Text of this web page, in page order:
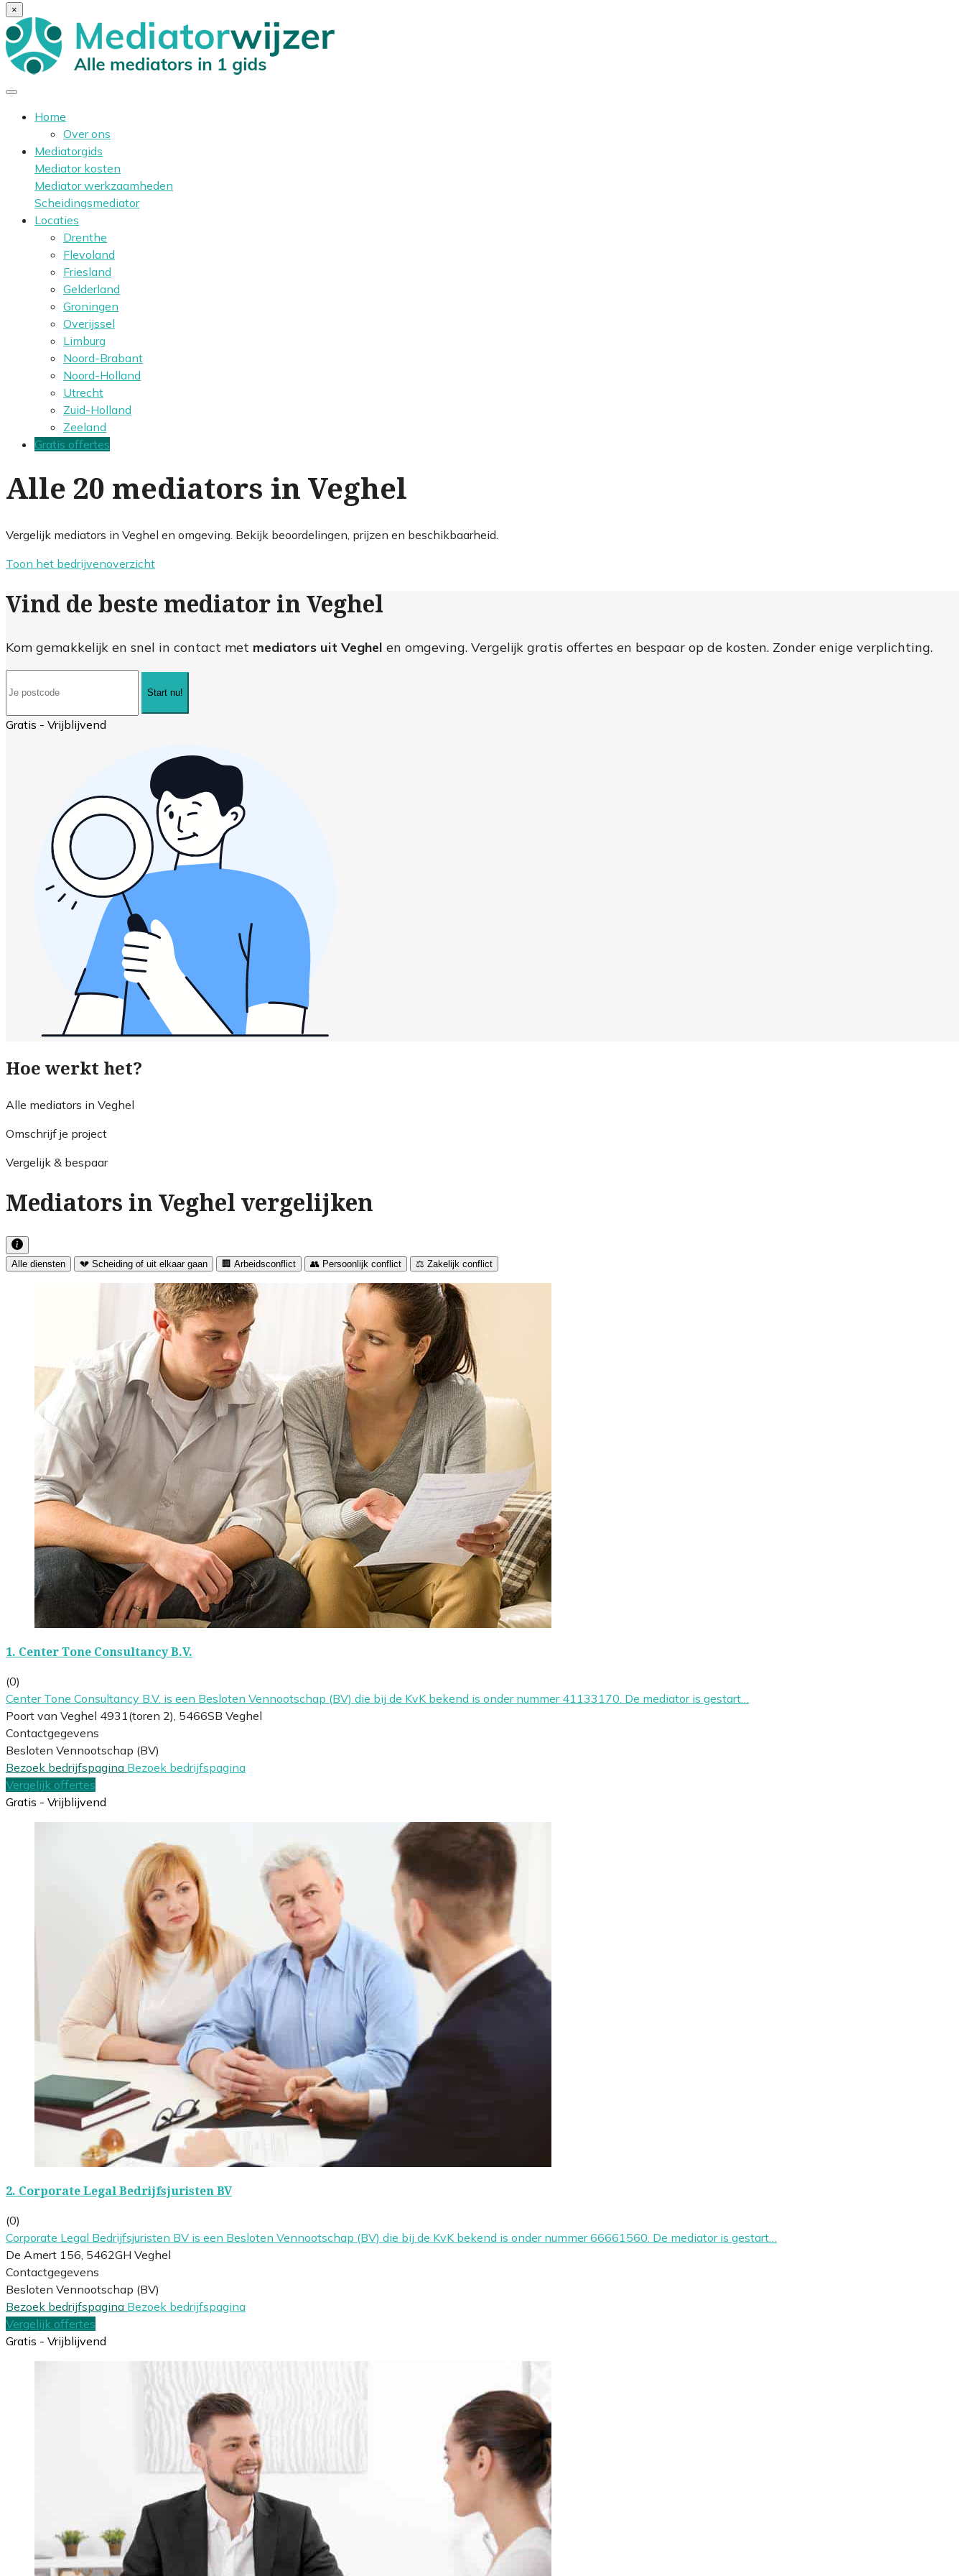
×
Home
Over ons
Mediatorgids
Mediator kosten
Mediator werkzaamheden
Scheidingsmediator
Locaties
Drenthe
Flevoland
Friesland
Gelderland
Groningen
Overijssel
Limburg
Noord-Brabant
Noord-Holland
Utrecht
Zuid-Holland
Zeeland
Gratis offertes
Alle 20 mediators in Veghel
Vergelijk mediators in Veghel en omgeving. Bekijk beoordelingen, prijzen en beschikbaarheid.
Toon het bedrijvenoverzicht
Vind de beste mediator in Veghel
Kom gemakkelijk en snel in contact met mediators uit Veghel en omgeving. Vergelijk gratis offertes en bespaar op de kosten. Zonder enige verplichting.
Start nu!
Gratis - Vrijblijvend
Hoe werkt het?
Alle mediators in Veghel
Omschrijf je project
Vergelijk & bespaar
Mediators in Veghel vergelijken
Alle diensten 💔 Scheiding of uit elkaar gaan 🏢 Arbeidsconflict 👥 Persoonlijk conflict ⚖️ Zakelijk conflict
1. Center Tone Consultancy B.V.
(0)
Center Tone Consultancy B.V. is een Besloten Vennootschap (BV) die bij de KvK bekend is onder nummer 41133170. De mediator is gestart…
Poort van Veghel 4931(toren 2), 5466SB Veghel
Contactgegevens
Besloten Vennootschap (BV)
Bezoek bedrijfspagina Bezoek bedrijfspagina
Vergelijk offertes
Gratis - Vrijblijvend
2. Corporate Legal Bedrijfsjuristen BV
(0)
Corporate Legal Bedrijfsjuristen BV is een Besloten Vennootschap (BV) die bij de KvK bekend is onder nummer 66661560. De mediator is gestart…
De Amert 156, 5462GH Veghel
Contactgegevens
Besloten Vennootschap (BV)
Bezoek bedrijfspagina Bezoek bedrijfspagina
Vergelijk offertes
Gratis - Vrijblijvend